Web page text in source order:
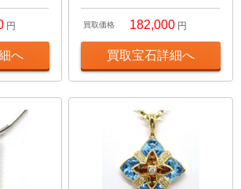
円
へ
買取価格 182,000 円
買取宝石詳細へ